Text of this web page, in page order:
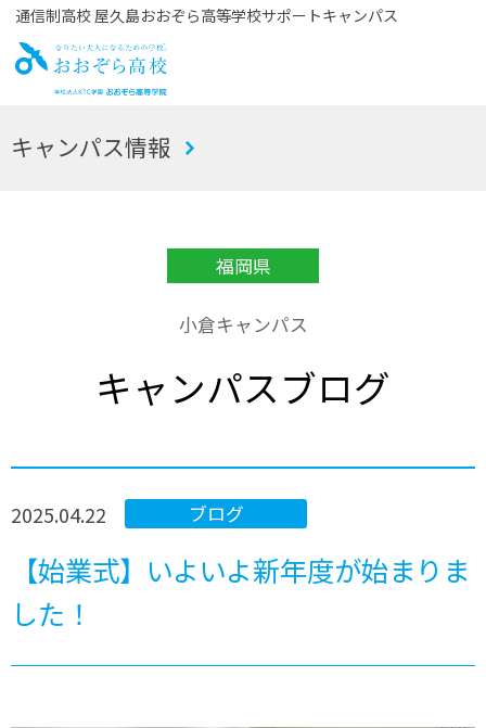
通信制高校 屋久島おおぞら高等学校サポートキャンパス
お
キャンパス情報
福岡県
小倉キャンパス
キャンパスブログ
ブログ
2025.04.22
【始業式】いよいよ新年度が始まりま
した！